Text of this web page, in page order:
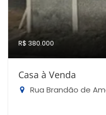
R$ 380.000
Casa à Venda
Rua Brandão de Amorim -